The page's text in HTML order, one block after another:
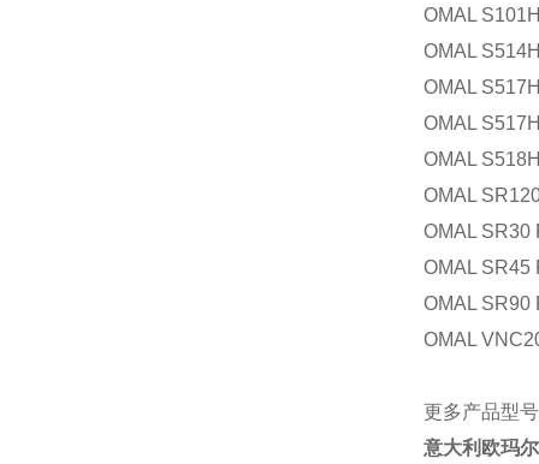
OMAL
OMAL
OMAL
OMAL
OMAL
OMAL
OMAL SR30
OMAL SR45
OMAL SR90
OMAL
更多产品型号
意大利欧玛尔